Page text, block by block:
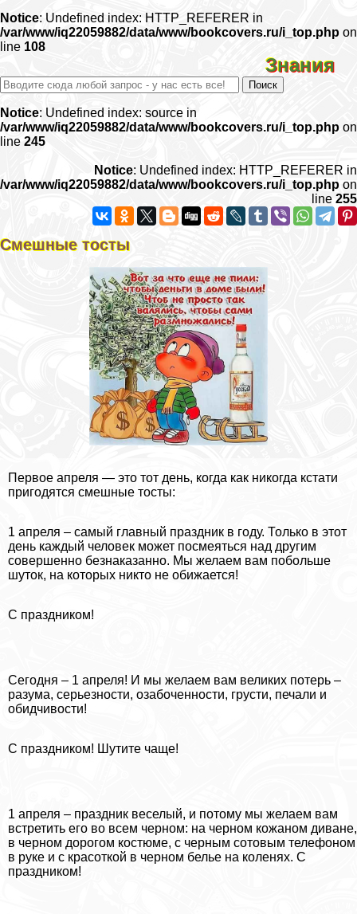
Notice: Undefined index: HTTP_REFERER in
/var/www/iq22059882/data/www/bookcovers.ru/i_top.php on
line 108
Знания
Notice: Undefined index: source in
/var/www/iq22059882/data/www/bookcovers.ru/i_top.php on
line 245
Notice: Undefined index: HTTP_REFERER in
/var/www/iq22059882/data/www/bookcovers.ru/i_top.php on
line 255
Смешные тосты
Первое апреля — это тот день, когда как никогда кстати
пригодятся смешные тосты:
1 апреля – самый главный праздник в году. Только в этот
день каждый человек может посмеяться над другим
совершенно безнаказанно. Мы желаем вам побольше
шуток, на которых никто не обижается!
С праздником!
Сегодня – 1 апреля! И мы желаем вам великих потерь –
разума, серьезности, озабоченности, грусти, печали и
обидчивости!
С праздником! Шутите чаще!
1 апреля – праздник веселый, и потому мы желаем вам
встретить его во всем черном: на черном кожаном диване,
в черном дорогом костюме, с черным сотовым телефоном
в руке и с красоткой в черном белье на коленях. С
праздником!